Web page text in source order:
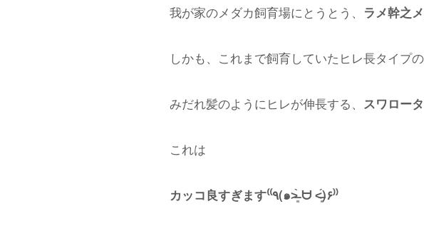
我が家のメダカ飼育場にとうとう、 ラメ幹之
しかも、これまで飼育していたヒレ長タイプ
みだれ髪のようにヒレが伸長する、 スワロー
これは
カッコ良すぎます⁽⁽٩(๑˃̶͈̀ ᗨ ˂̶͈́)۶⁾⁾